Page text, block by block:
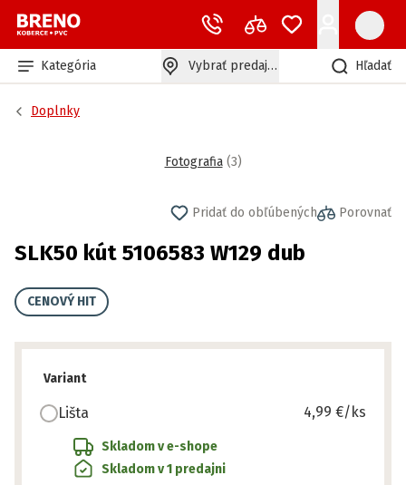
Kategória Vybrať predajňu Hľadať
Doplnky
Fotografia (3)
Pridať do obľúbených Porovnať
SLK50 kút 5106583 W129 dub
CENOVÝ HIT
Variant
Lišta 4,99 €/ks
Skladom v e-shope
Skladom v 1 predajni